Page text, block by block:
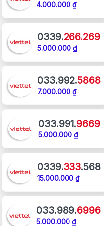
4.000.000 ₫
0339.266.269
5.000.000 ₫
033.992.5868
7.000.000 ₫
033.991.9669
5.000.000 ₫
0339.333.568
15.000.000 ₫
033.989.6996
5.000.000 ₫